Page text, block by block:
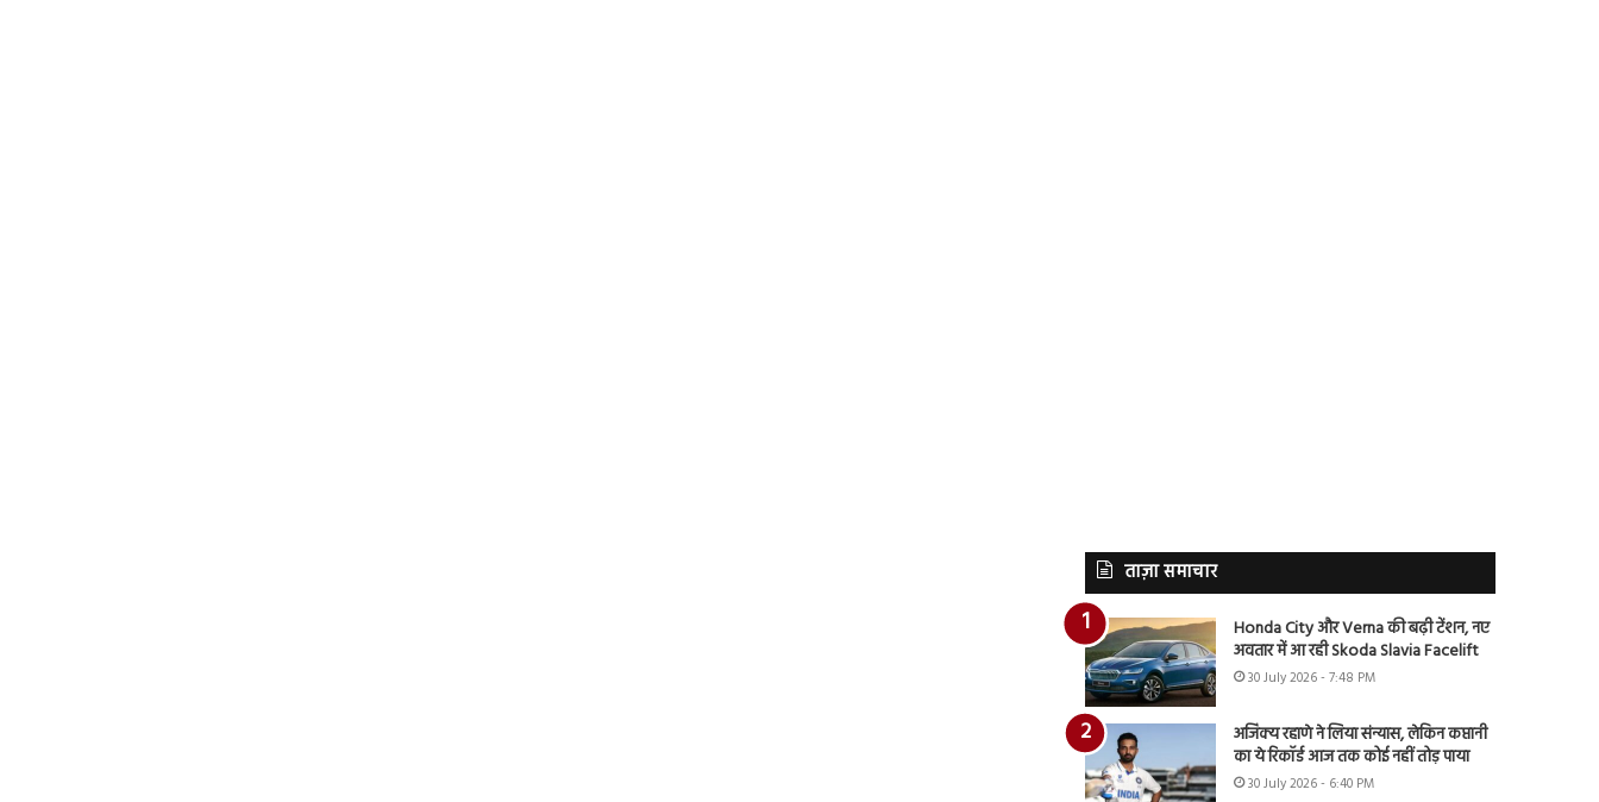
ताज़ा समाचार
Honda City और Verna की बढ़ी टेंशन, नए
अवतार में आ रही Skoda Slavia Facelift
30 July 2026 - 7:48 PM
अजिंक्य रहाणे ने लिया संन्यास, लेकिन कप्तानी
का ये रिकॉर्ड आज तक कोई नहीं तोड़ पाया
30 July 2026 - 6:40 PM